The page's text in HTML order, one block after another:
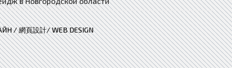
/ 網頁設計/ WEB DESIGN